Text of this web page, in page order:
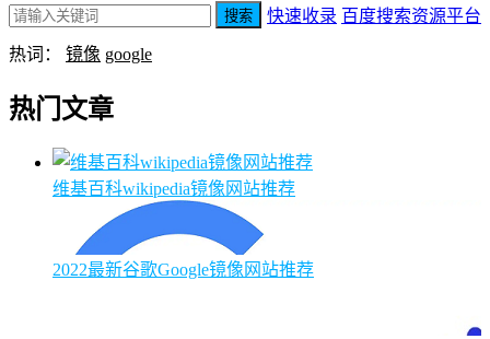
快速收录 百度搜索资源平台
搜索
热词： 镜像 google
热门文章
维基百科wikipedia镜像网站推荐
2022最新谷歌Google镜像网站推荐